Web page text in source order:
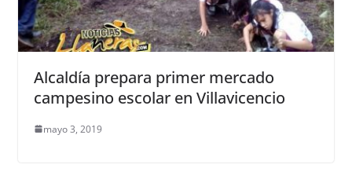
Alcaldía prepara primer mercado
campesino escolar en Villavicencio
mayo 3, 2019